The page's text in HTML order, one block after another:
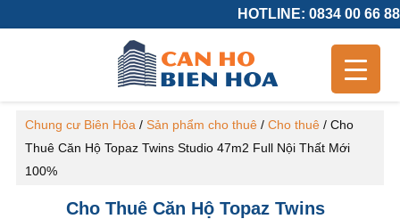
HOTLINE: 0834 00 66 88
Chung cư Biên Hòa / Sản phẩm cho thuê/ Cho thuê/ Cho
Thuê Căn Hộ Topaz Twins Studio 47m2 Full Nội Thất Mới
100%
Cho Thuê Căn Hộ Topaz Twins